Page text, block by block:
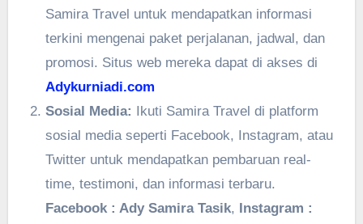
Samira Travel untuk mendapatkan informasi
terkini mengenai paket perjalanan, jadwal, dan
promosi. Situs web mereka dapat di akses di
Adykurniadi.com
Sosial Media: Ikuti Samira Travel di platform
sosial media seperti Facebook, Instagram, atau
Twitter untuk mendapatkan pembaruan real-
time, testimoni, dan informasi terbaru.
Facebook : Ady Samira Tasik,
Instagram :